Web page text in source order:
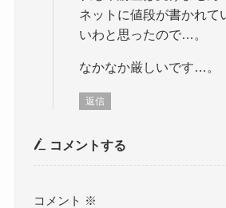
ネットに値段が書かれて
いわと思ったので…。
なかなか厳しいです…。
返信
コメントする
コメント ※